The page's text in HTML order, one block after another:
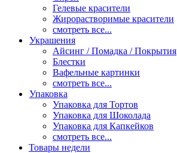
Гелевые красители
Жирорастворимые красители
смотреть все...
Украшения
Айсинг / Помадка / Покрытия
Блестки
Вафельные картинки
смотреть все...
Упаковка
Упаковка для Тортов
Упаковка для Шоколада
Упаковка для Капкейков
смотреть все...
Товары недели